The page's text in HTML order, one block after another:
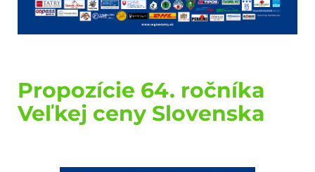
Propozície 64. ročníka
Veľkej ceny Slovenska